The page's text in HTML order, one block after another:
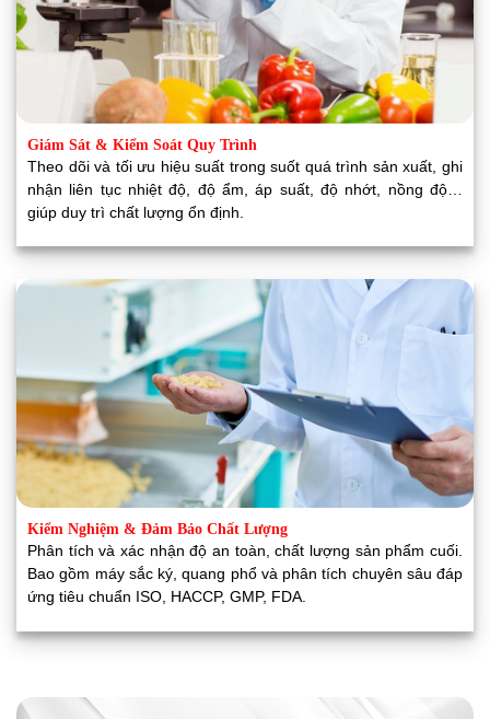
Giám Sát & Kiểm Soát Quy Trình
Theo dõi và tối ưu hiệu suất trong suốt quá trình sản xuất, ghi
nhận liên tục nhiệt độ, độ ẩm, áp suất, độ nhớt, nồng độ…
giúp duy trì chất lượng ổn định.
Kiểm Nghiệm & Đảm Bảo Chất Lượng
Phân tích và xác nhận độ an toàn, chất lượng sản phẩm cuối.
Bao gồm máy sắc ký, quang phổ và phân tích chuyên sâu đáp
ứng tiêu chuẩn ISO, HACCP, GMP, FDA.